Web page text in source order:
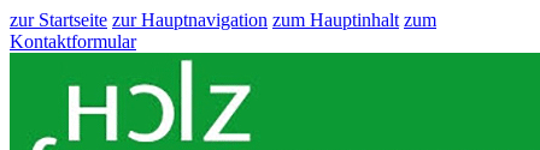
zur Startseite zur Hauptnavigation zum Hauptinhalt zum
Kontaktformular